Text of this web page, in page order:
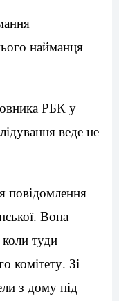
найманця
РБК у
веде не
повідомлення
Вона
туди
комітету. Зі
з дому під